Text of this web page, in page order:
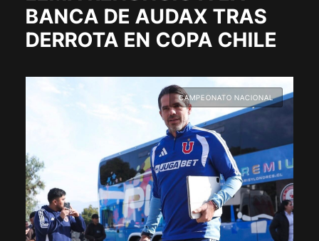
BANCA DE AUDAX TRAS
DERROTA EN COPA CHILE
CAMPEONATO NACIONAL